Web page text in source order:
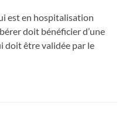
est en hospitalisation
doit bénéficier d’une
doit être validée par le